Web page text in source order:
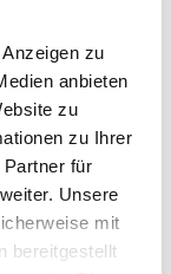
zu
anbieten
zu
zu Ihrer
für
Unsere
mit
bereitgestellt
und
die
zu
sowie
B2B
der
Verkaufserfolg
daher auf